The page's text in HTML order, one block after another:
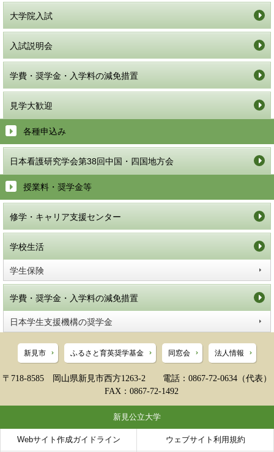
大学院入試
入試説明会
学費・奨学金・入学料の減免措置
見学大歓迎
各種申込み
日本看護研究学会第38回中国・四国地方会
授業料・奨学金等
修学・キャリア支援センター
学校生活
学生保険
学費・奨学金・入学料の減免措置
日本学生支援機構の奨学金
新見市 ふるさと育英奨学基金 同窓会 法人情報
〒718-8585 岡山県新見市西方1263-2 電話：0867-72-0634（代表）
FAX：0867-72-1492
新見公立大学
Webサイト作成ガイドライン ウェブサイト利用規約